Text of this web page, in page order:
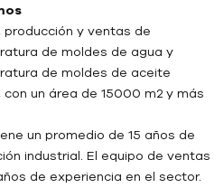
producción y ventas de
de moldes de agua y
de moldes de aceite
un área de 15000 m2 y más
un promedio de 15 años de
industrial. El equipo de ventas
de experiencia en el sector.